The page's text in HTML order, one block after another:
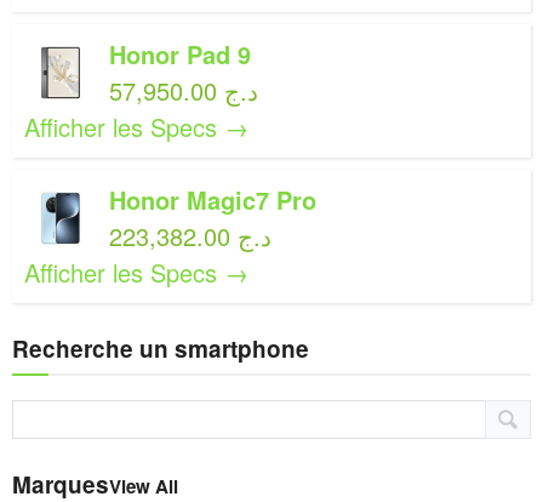
Honor Pad 9
57,950.00 د.ج
Afficher les Specs →
Honor Magic7 Pro
223,382.00 د.ج
Afficher les Specs →
Recherche un smartphone
MarquesView All